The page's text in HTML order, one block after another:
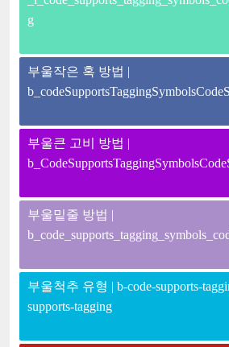
g
부울작은 혹 방법 |
부울큰 고비 방법 |
부울밑줄 방법 |
부울척추 유형 | b-code-supports-
supports-tagging